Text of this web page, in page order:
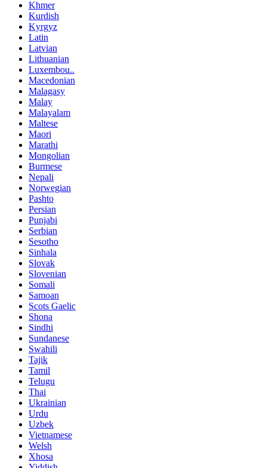
Khmer
Kurdish
Kyrgyz
Latin
Latvian
Lithuanian
Luxembou..
Macedonian
Malagasy
Malay
Malayalam
Maltese
Maori
Marathi
Mongolian
Burmese
Nepali
Norwegian
Pashto
Persian
Punjabi
Serbian
Sesotho
Sinhala
Slovak
Slovenian
Somali
Samoan
Scots Gaelic
Shona
Sindhi
Sundanese
Swahili
Tajik
Tamil
Telugu
Thai
Ukrainian
Urdu
Uzbek
Vietnamese
Welsh
Xhosa